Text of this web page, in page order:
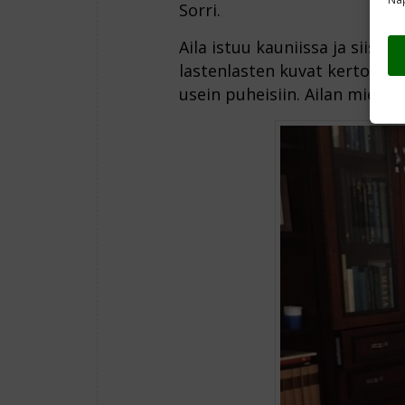
Sorri.
Aila istuu kauniissa ja
lastenlasten kuvat kertovat
usein puheisiin. Ailan mies